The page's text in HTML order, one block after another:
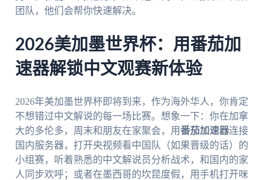
团队，他们会帮你快速解决。
2026美加墨世界杯：用番茄加
速器解锁中文观赛新体验
2026年美加墨世界杯即将到来，作为海外华人，你肯定
不想错过中文解说的每一场比赛。想象一下：你在加拿
大的多伦多，周末和朋友在家聚会，用番茄加速器连接
国内服务器，打开央视频看中国队（如果晋级的话）的
小组赛，听着熟悉的中文解说员分析战术，和国内的家
人同步欢呼；或者在墨西哥的坎昆度假，用手机打开咪